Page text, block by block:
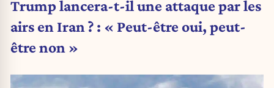
être non »
Trump lancera-t-il une attaque par les
airs en Iran ? : « Peut-être oui, peut-
être non »